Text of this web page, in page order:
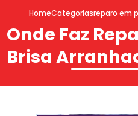
HomeCategoriasreparo em
Onde Faz
Brisa